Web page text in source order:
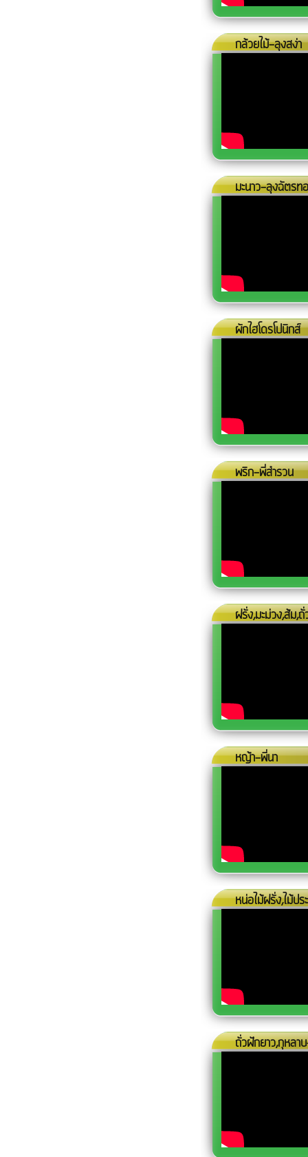
กล้วยไม้-ลุงสง่า
มะนาว-ลุงฉัตรท
ผักไฮโดรโปนิกส์
พริก-พี่สำรวน
ฝรั่ง,มะม่วง,ส้ม,
หญ้า-พี่นา
หน่อไม้ฝรั่ง,ไม้ป
ถั่วฝักยาว,กุหลา